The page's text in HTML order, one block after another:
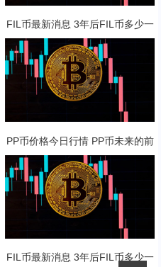
FIL币最新消息 3年后FIL币多少一
只？
PP币价格今日行情 PP币未来的前
景展望
FIL币最新消息 3年后FIL币多少一